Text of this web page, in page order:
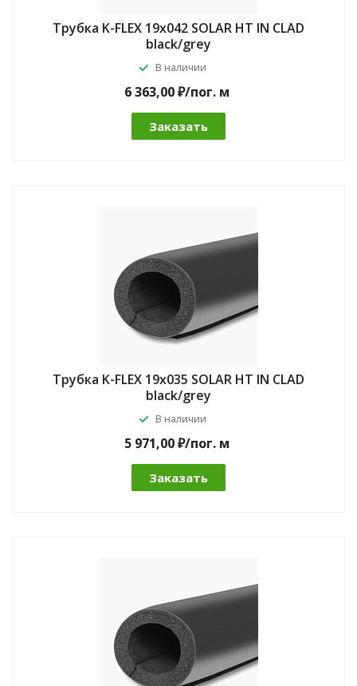
Трубка K-FLEX 19x042 SOLAR HT IN CLAD
black/grey
В наличии
6 363,00 ₽/пог.м
Заказать
Трубка K-FLEX 19x035 SOLAR HT IN CLAD
black/grey
В наличии
5 971,00 ₽/пог.м
Заказать